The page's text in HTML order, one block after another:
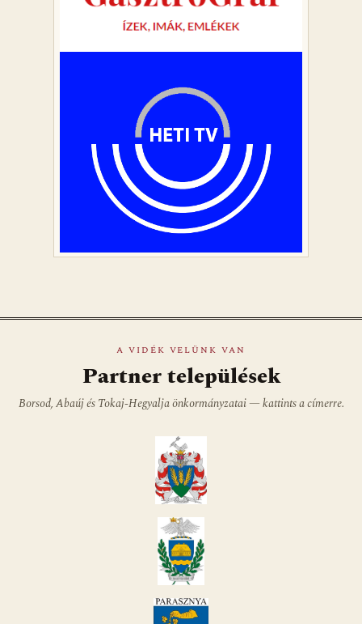
A VIDÉK VELÜNK VAN
Partner települések
Borsod, Abaúj és Tokaj-Hegyalja önkormányzatai — kattints a címerre.